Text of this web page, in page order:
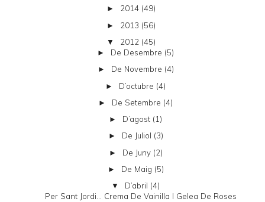
► 2014 (49)
► 2013 (56)
▼ 2012 (45)
► De Desembre (5)
► De Novembre (4)
► D’octubre (4)
► De Setembre (4)
► D’agost (1)
► De Juliol (3)
► De Juny (2)
► De Maig (5)
▼ D’abril (4)
Per Sant Jordi... Crema De Vainilla I Gelea De Roses